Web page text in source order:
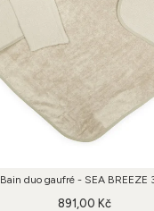
Bain duo gaufré - SEA BREEZE
891,00 Kč